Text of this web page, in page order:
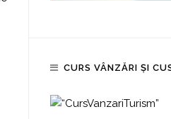
CURS VÂNZĂRI ȘI